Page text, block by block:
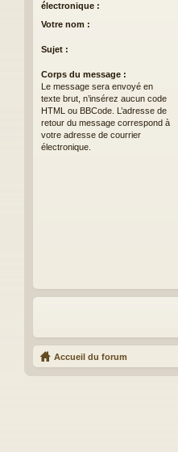
électronique :
Votre nom :
Sujet :
Corps du message :
Le message sera envoyé en
texte brut, n’insérez aucun code
HTML ou BBCode. L’adresse de
retour du message correspond à
votre adresse de courrier
électronique.
Accueil du forum